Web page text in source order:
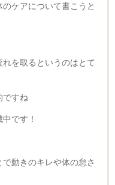
ケアについて書こうと
を取るというのはとて
ですね
です！
動きのキレや体の怠さ